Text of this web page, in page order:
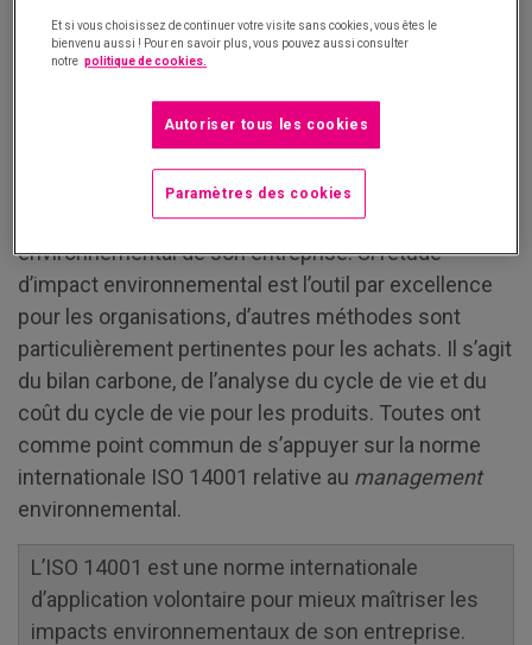
les impacts positifs (régénération des sols,
augmentation de la biodiversité…).
Comment mesurer l’impact
environnemental de ses achats
Il existe différentes façons de mesurer l’impact
environnemental de son entreprise. Si l’étude
d’impact environnemental est l’outil par excellence
pour les organisations, d’autres méthodes sont
particulièrement pertinentes pour les achats. Il s’agit
du bilan carbone, de l’analyse du cycle de vie et du
coût du cycle de vie pour les produits. Toutes ont
comme point commun de s’appuyer sur la norme
internationale ISO 14001 relative au management
environnemental.
L’ISO 14001 est une norme internationale
d’application volontaire pour mieux maîtriser les
impacts environnementaux de son entreprise.
Et si vous choisissez de continuer votre visite sans cookies, vous êtes le
bienvenu aussi ! Pour en savoir plus, vous pouvez aussi consulter
notre politique de cookies.
Autoriser tous les cookies
Paramètres des cookies